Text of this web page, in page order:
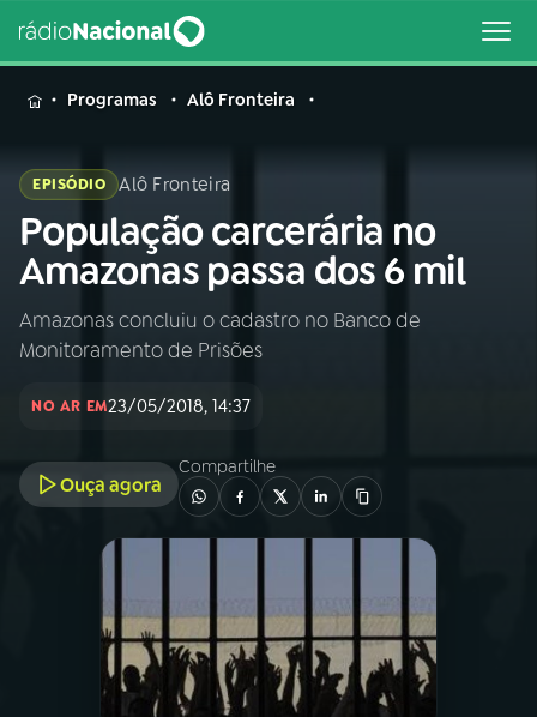
MENU
Buscar
na
Rádio
Nacional
Buscar
AO VIVO
PROGRAMAS
Programas Alô Fronteira
EPISÓDIO Alô Fronteira
População carcerária no
Amazonas passa dos 6 mil
Amazonas concluiu o cadastro no Banco de
Monitoramento de Prisões
NO AR EM23/05/2018, 14:37
Ouça agora
Compartilhe